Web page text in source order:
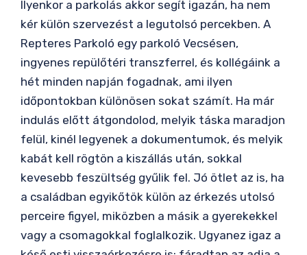
Ilyenkor a parkolás akkor segít igazán, ha nem
kér külön szervezést a legutolsó percekben. A
Repteres Parkoló egy parkoló Vecsésen,
ingyenes repülőtéri transzferrel, és kollégáink a
hét minden napján fogadnak, ami ilyen
időpontokban különösen sokat számít. Ha már
indulás előtt átgondolod, melyik táska maradjon
felül, kinél legyenek a dokumentumok, és melyik
kabát kell rögtön a kiszállás után, sokkal
kevesebb feszültség gyűlik fel. Jó ötlet az is, ha
a családban egyikőtök külön az érkezés utolsó
perceire figyel, miközben a másik a gyerekekkel
vagy a csomagokkal foglalkozik. Ugyanez igaz a